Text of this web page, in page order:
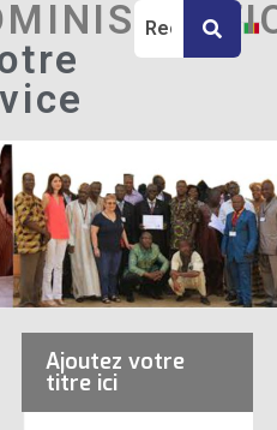
Ajoutez votre
titre ici